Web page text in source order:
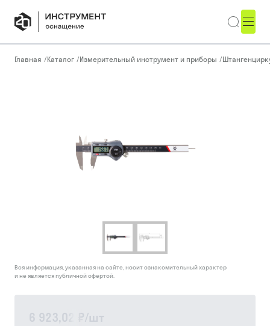
Главная /Каталог /Измерительный инструмент и приборы /
6 923,02 ₽/шт
Вся информация, указанная на сайте, носит ознакомительный характер
и не является публичной офертой.